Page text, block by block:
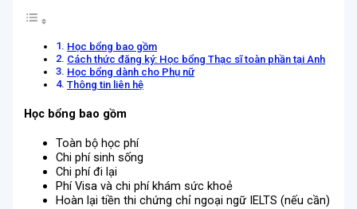
Học bổng bao gồm
Cách thức đăng ký: Học bổng Thạc sĩ toàn phần tại Anh
Học bổng dành cho Phụ nữ
Thông tin liên hệ
Học bổng bao gồm
Toàn bộ học phí
Chi phí sinh sống
Chi phí đi lại
Phí Visa và chi phí khám sức khoẻ
Hoàn lại tiền thi chứng chỉ ngoại ngữ IELTS (nếu cần)